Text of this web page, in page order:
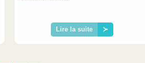
Lire la suite ≻